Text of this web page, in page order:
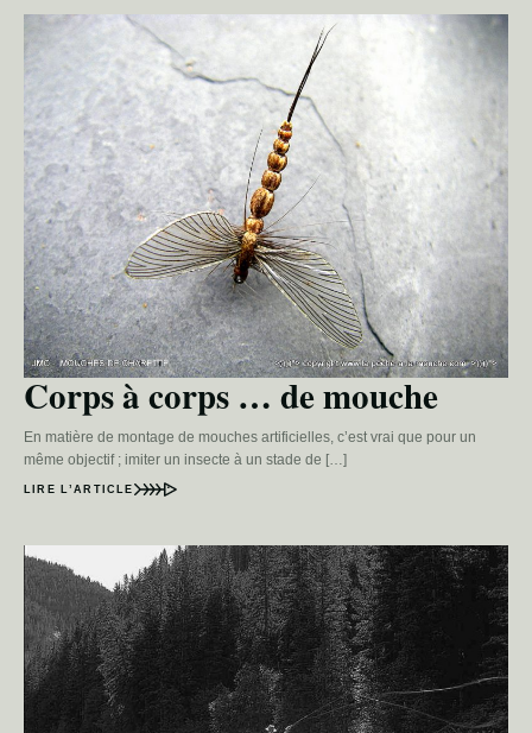
Corps à corps … de mouche
En matière de montage de mouches artificielles, c’est vrai que pour un
même objectif ; imiter un insecte à un stade de […]
LIRE L’ARTICLE